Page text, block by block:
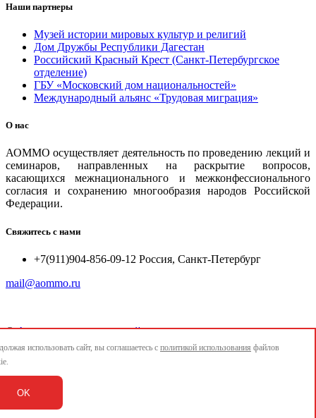
Наши партнеры
Музей истории мировых культур и религий
Дом Дружбы Республики Дагестан
Российский Красный Крест (Санкт-Петербургское
отделение)
ГБУ «Московский дом национальностей»
Международный альянс «Трудовая миграция»
О нас
АОММО осуществляет деятельность по проведению лекций и
семинаров, направленных на раскрытие вопросов,
касающихся межнационального и межконфессионального
согласия и сохранению многообразия народов Российской
Федерации.
Свяжитесь с нами
+7(911)904-856-09-12 Россия, Санкт-Петербург
mail@aommo.ru
© Ассоциация организаций по реализации национальных
проектов и достижению национальных целей развития
mail@aommo.ru
использовать сайт, вы соглашаетесь с политикой использования файлов
OK